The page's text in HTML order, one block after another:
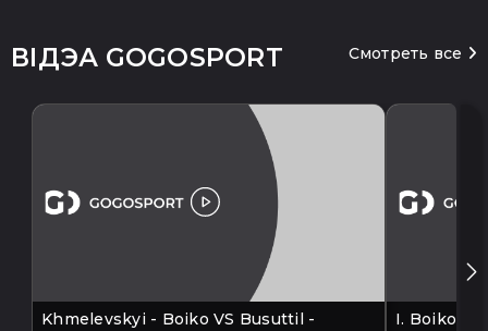
ВІДЭА GOGOSPORT Смотреть все
Khmelevskyi - Boiko VS Busuttil -
I. Boiko